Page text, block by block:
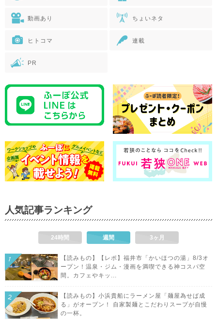
動画あり ちょいネタ
ヒトコマ 連載
PR
人気記事ランキング
24時間 週間 3ヶ月
【読みもの】【レポ】福井市「かいほつの湯」8/3オ
ープン！温泉・ジム・漫画を満喫できる神コスパ空
間。カフェやキッ...
【読みもの】小浜貴船にラーメン屋「麺屋為せば成
る」がオープン！ 自家製麺とこだわりスープが自慢
の一杯。